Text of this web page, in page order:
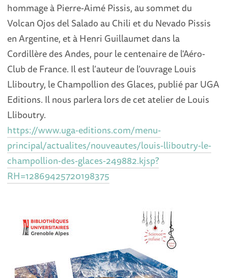
hommage à Pierre-Aimé Pissis, au sommet du
Volcan Ojos del Salado au Chili et du Nevado Pissis
en Argentine, et à Henri Guillaumet dans la
Cordillère des Andes, pour le centenaire de l'Aéro-
Club de France. Il est l’auteur de l’ouvrage Louis
Lliboutry, le Champollion des Glaces, publié par UGA
Editions. Il nous parlera lors de cet atelier de Louis
Lliboutry.
https://www.uga-editions.com/menu-
principal/actualites/nouveautes/louis-lliboutry-le-
champollion-des-glaces-249882.kjsp?
RH=12869425720198375